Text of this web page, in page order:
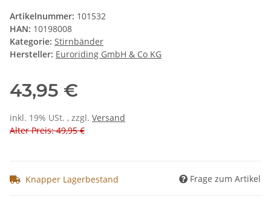
Artikelnummer: 101532
HAN: 10198008
Kategorie: Stirnbänder
Hersteller: Euroriding GmbH & Co KG
43,95 €
inkl. 19% USt. , zzgl. Versand
Alter Preis: 49,95 €
Knapper Lagerbestand Frage zum Artikel